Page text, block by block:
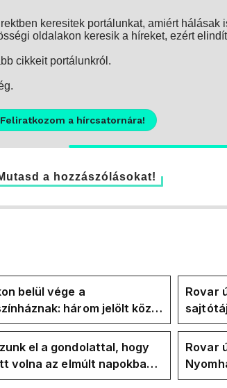
keresitek portálunkat, amiért hálásak
oldalakon keresik a híreket, ezért
cikkeit portálunkról.
Feliratkozom a hírcsatornára!
a hozzászólásokat!
belül vége a
három jelölt közül
ma államfőt a Tisza-
Rovar
és a
el a gondolattal, hogy
volna az elmúlt napokban
nélkül
Rovar